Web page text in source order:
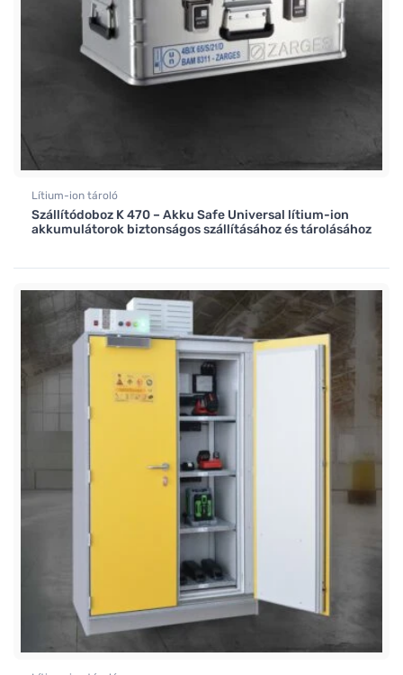
Lítium-ion tároló
Szállítódoboz K 470 – Akku Safe Universal lítium-ion
akkumulátorok biztonságos szállításához és tárolásához